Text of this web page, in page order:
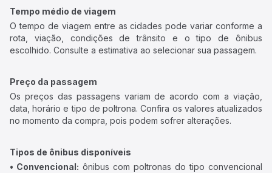
Tempo médio de viagem
O tempo de viagem entre as cidades pode variar conforme a
rota, viação, condições de trânsito e o tipo de ônibus
escolhido. Consulte a estimativa ao selecionar sua passagem.
Preço da passagem
Os preços das passagens variam de acordo com a viação,
data, horário e tipo de poltrona. Confira os valores atualizados
no momento da compra, pois podem sofrer alterações.
Tipos de ônibus disponíveis
• Convencional: ônibus com poltronas do tipo convencional